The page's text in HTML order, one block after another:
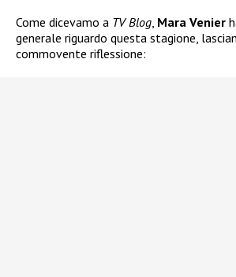
Come dicevamo a TV Blog, Mara Venier
generale riguardo questa stagione,
commovente riflessione: